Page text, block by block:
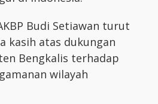
Budi Setiawan turut
kasih atas dukungan
Bengkalis terhadap
wilayah